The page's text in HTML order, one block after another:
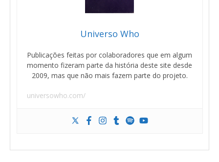
Universo Who
Publicações feitas por colaboradores que em algum
momento fizeram parte da história deste site desde
2009, mas que não mais fazem parte do projeto.
universowho.com/